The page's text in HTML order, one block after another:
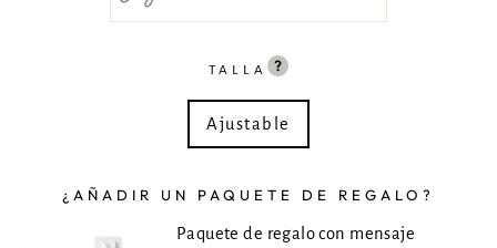
TALLA
Ajustable
¿AÑADIR UN PAQUETE DE REGALO?
Paquete de regalo con mensaje